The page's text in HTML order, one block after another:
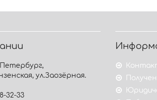
ул.Заозёрная.
32-33